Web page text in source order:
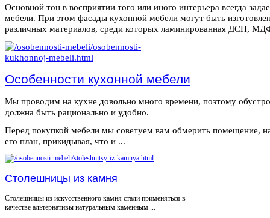
Основной тон в восприятии того или иного интерьера всегда
мебели. При этом фасады кухонной мебели могут быть
различных материалов, среди которых ламинированная ДСП,
Особенности кухонной мебели
Мы проводим на кухне довольно много времени, поэтому
должна быть рационально и удобно.
Перед покупкой мебели мы советуем вам обмерить помещение,
его план, прикидывая, что и ...
Столешницы из камня
Столешницы из искусственного камня стали применяться в
качестве альтернативы натуральным каменным ...